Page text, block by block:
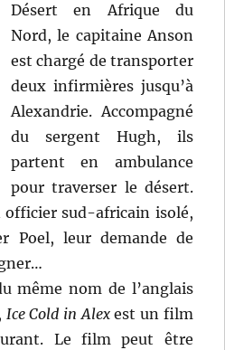
Désert en Afrique du
Nord, le capitaine Anson
est chargé de transporter
deux infirmières jusqu’à
Alexandrie. Accompagné
du sergent Hugh, ils
partent en ambulance
pour traverser le désert.
officier sud-africain isolé,
Poel, leur demande de
même nom de l’anglais
Ice Cold in Alexest un film
Le film peut être